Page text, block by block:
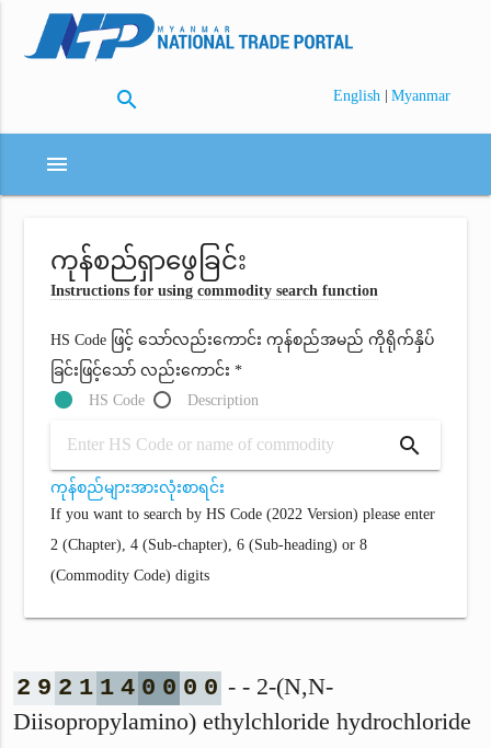
search English | Myanmar
menu
ကုန်စည်ရှာဖွေခြင်း
Instructions for using commodity search function
HS Code ဖြင့် သော်လည်းကောင်း ကုန်စည်အမည် ကိုရိုက်နှိပ်
ခြင်းဖြင့်သော် လည်းကောင်း *
HS Code
Description
search
ကုန်စည်များအားလုံးစာရင်း
If you want to search by HS Code (2022 Version) please enter
2 (Chapter), 4 (Sub-chapter), 6 (Sub-heading) or 8
(Commodity Code) digits
2 9 2 1 1 4 0 0 0 0 - - 2-(N,N-
Diisopropylamino) ethylchloride hydrochloride